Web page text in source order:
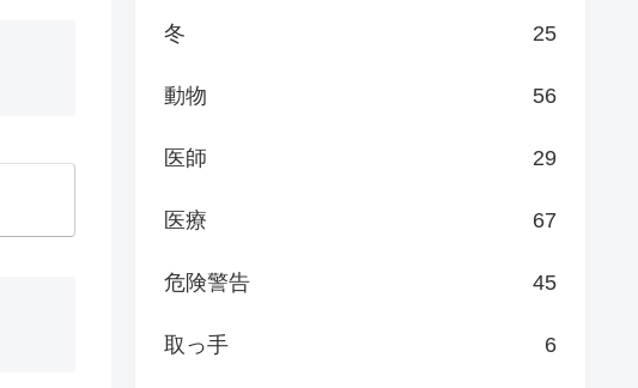
冬 25
動物 56
医師 29
医療 67
危険警告 45
取っ手 6